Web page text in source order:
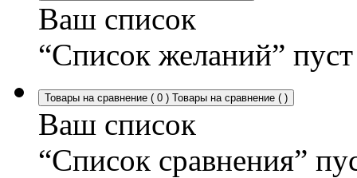
Ваш список
“Список желаний” пуст
Товары на сравнение ( 0 ) Товары на сравнение ( )
Ваш список
“Список сравнения”